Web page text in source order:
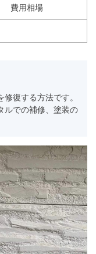
費用相場
復する方法です。
ルでの補修、塗装の